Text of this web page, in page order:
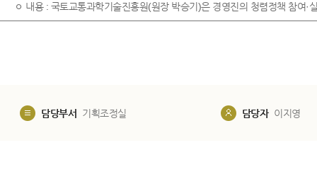
ㅇ 내용 : 국토교통과학기술진흥원(원장 박승기)은 경영진의 청렴정책 참여
담당부서 기획조정실 담당자 이지영